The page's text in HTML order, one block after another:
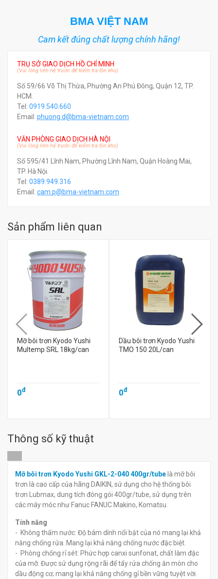
BMA VIỆT NAM
Cam kết đúng chất lượng chính hãng!
TRỤ SỞ GIAO DỊCH HỒ CHÍ MINH
(Vui lòng liên hệ trước để kiểm tra tồn kho)
Số 59/66 Võ Thị Thừa, Phường An Phú Đông, Quận 12, TP.
HCM.
Tel: 0919.540.660
Email: phuong.d@bma-vietnam.com
VĂN PHÒNG GIAO DỊCH HÀ NỘI
(Vui lòng liên hệ trước để kiểm tra tồn kho)
Số 595/41 Lĩnh Nam, Phường Lĩnh Nam, Quận Hoàng Mai,
TP. Hà Nội.
Tel: 0389.949.316
Email: cam.p@bma-vietnam.com
Sản phẩm liên quan
Mỡ bôi trơn Kyodo Yushi
Multemp SRL 18kg/can
0đ
Dầu bôi trơn Kyodo Yushi
TMO 150 20L/can
0đ
Thông số kỹ thuật
Mỡ bôi trơn Kyodo Yushi GKL-2-040 400gr/tube là mỡ bôi
trơn là cao cấp của hãng DAIKIN, sử dụng cho hệ thống bôi
trơn Lubmax, dung tích đóng gói 400gr/tube, sử dụng trên
các máy móc như Fanuc FANUC Makino, Komatsu.
Tính năng
- Không thấm nước: Độ bám dính nổi bật của nó mang lại khả
năng chống rửa. Mang lại khả năng chống nước đặc biệt.
- Phòng chống rỉ sét: Phức hợp canxi sunfonat, chất làm đặc
của mỡ. Được sử dụng rộng rãi để tẩy rửa chống ăn mòn cho
dầu động cơ; mang lại khả năng chống gỉ bền vững tuyệt vời.